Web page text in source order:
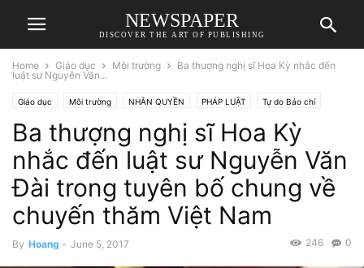
NEWSPAPER
DISCOVER THE ART OF PUBLISHING
Home Giáo dục Môi trường
Ba thượng nghị sĩ Hoa Kỳ nhắc đến
luật sư Nguyễn Văn...
Giáo dục Môi trường NHÂN QUYỀN PHÁP LUẬT Tự do Báo chí
Ba thượng nghị sĩ Hoa Kỳ
nhắc đến luật sư Nguyễn Văn
Đài trong tuyên bố chung về
chuyến thăm Việt Nam
By Hoang - June 5, 2017 0
246